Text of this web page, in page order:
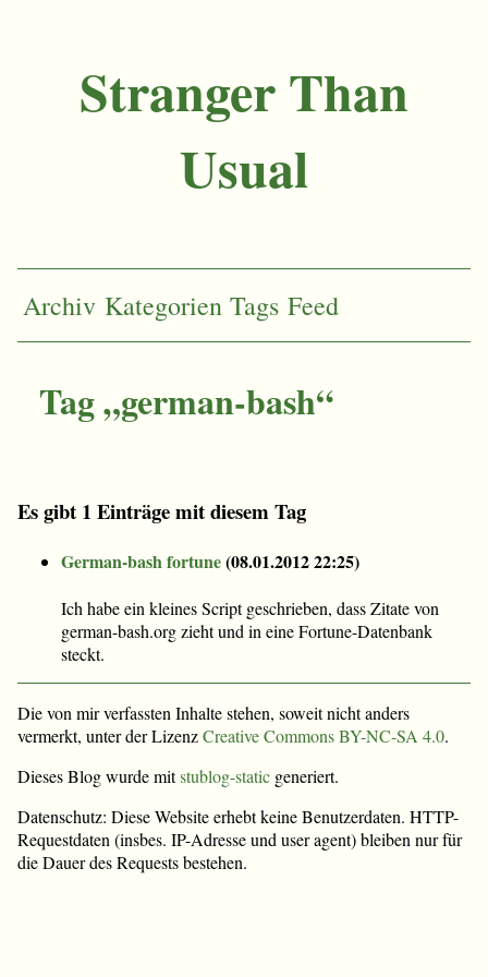
Stranger Than
Usual
Archiv Kategorien Tags Feed
Tag „german-bash“
Es gibt 1 Einträge mit diesem Tag
German-bash fortune(08.01.2012 22:25)
Ich habe ein kleines Script geschrieben, dass Zitate von
german-bash.org zieht und in eine Fortune-Datenbank
steckt.
Die von mir verfassten Inhalte stehen, soweit nicht anders
vermerkt, unter der LizenzCreative Commons BY-NC-SA 4.0.
Dieses Blog wurde mitstublog-static generiert.
Datenschutz: Diese Website erhebt keine Benutzerdaten. HTTP-
Requestdaten (insbes. IP-Adresse und user agent) bleiben nur für
die Dauer des Requests bestehen.